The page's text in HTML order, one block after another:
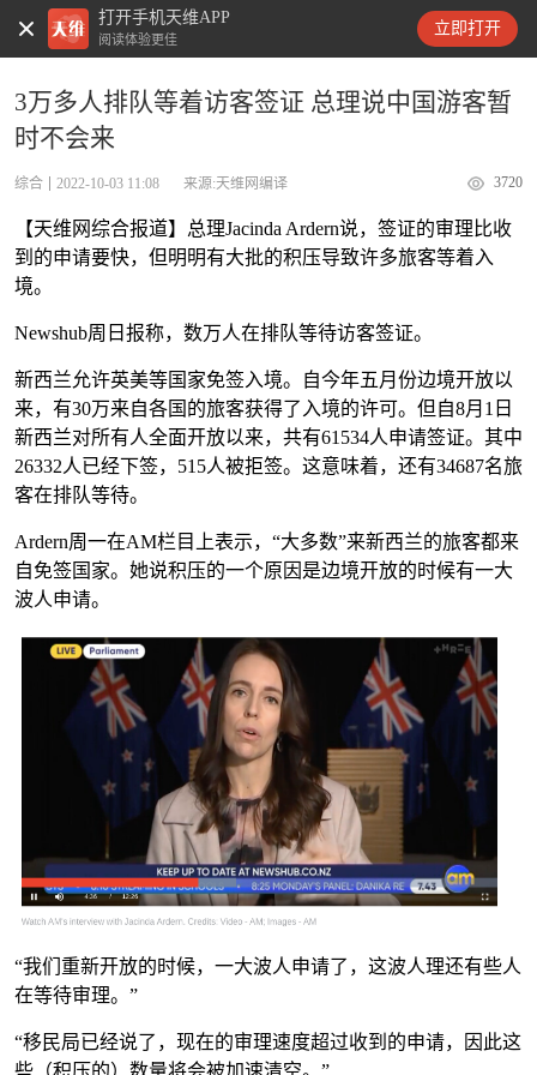
打开手机天维APP
阅读体验更佳
立即打开
天维新闻
3万多人排队等着访客签证 总理说中国游客暂
时不会来
综合 2022-10-03 11:08 来源:天维网编译 3720
【天维网综合报道】总理Jacinda Ardern说，签证的审理比收
到的申请要快，但明明有大批的积压导致许多旅客等着入
境。
Newshub周日报称，数万人在排队等待访客签证。
新西兰允许英美等国家免签入境。自今年五月份边境开放以
来，有30万来自各国的旅客获得了入境的许可。但自8月1日
新西兰对所有人全面开放以来，共有61534人申请签证。其中
26332人已经下签，515人被拒签。这意味着，还有34687名旅
客在排队等待。
Ardern周一在AM栏目上表示，“大多数”来新西兰的旅客都来
自免签国家。她说积压的一个原因是边境开放的时候有一大
波人申请。
“我们重新开放的时候，一大波人申请了，这波人理还有些人
在等待审理。”
“移民局已经说了，现在的审理速度超过收到的申请，因此这
些（积压的）数量将会被加速清空。”